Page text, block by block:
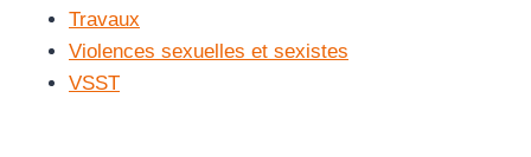
Travaux
Violences sexuelles et sexistes
VSST